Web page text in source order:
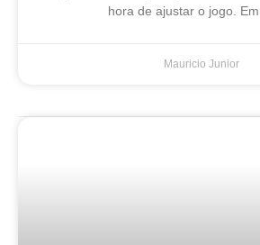
hora de ajustar o jogo. Em
Mauricio Junior